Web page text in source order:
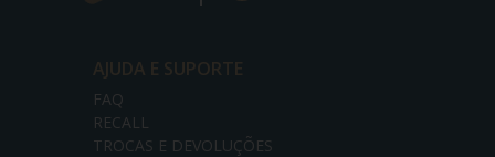
AJUDA E SUPORTE
FAQ
RECALL
TROCAS E DEVOLUÇÕES